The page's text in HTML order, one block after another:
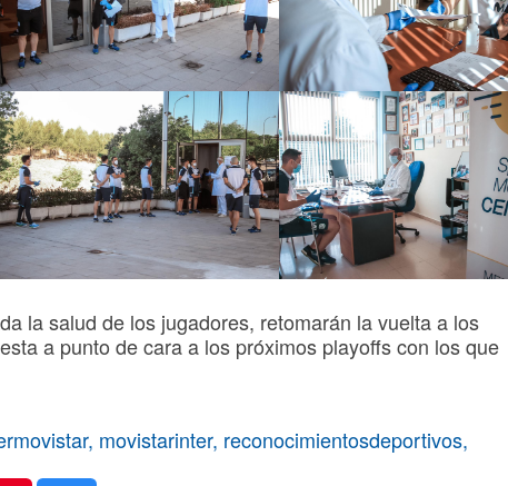
la salud de los jugadores, retomarán la vuelta a los
a punto de cara a los próximos playoffs con los que
, movistarinter, reconocimientosdeportivos,